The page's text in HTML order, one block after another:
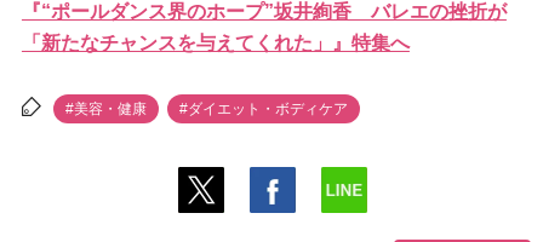
『“ポールダンス界のホープ”坂井絢香 バレエの挫折が
「新たなチャンスを与えてくれた」』特集へ
#美容・健康 #ダイエット・ボディケア